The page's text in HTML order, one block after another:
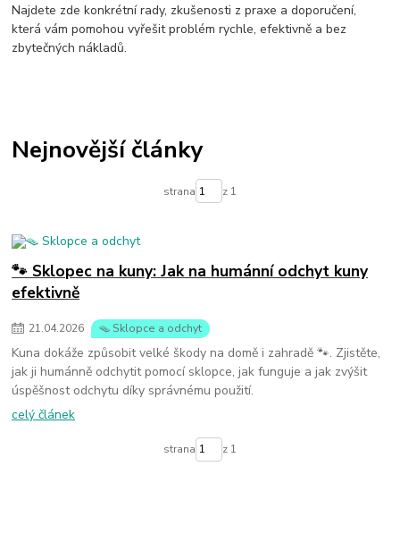
Najdete zde konkrétní rady, zkušenosti z praxe a doporučení,
která vám pomohou vyřešit problém rychle, efektivně a bez
zbytečných nákladů.
Nejnovější články
strana z 1
🐾 Sklopec na kuny: Jak na humánní odchyt kuny
efektivně
21.04.2026 🪤 Sklopce a odchyt
Kuna dokáže způsobit velké škody na domě i zahradě 🐾. Zjistěte,
jak ji humánně odchytit pomocí sklopce, jak funguje a jak zvýšit
úspěšnost odchytu díky správnému použití.
celý článek
strana z 1